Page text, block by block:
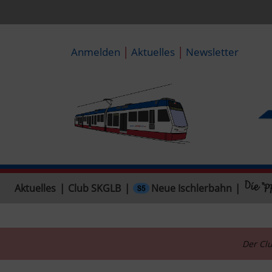
Anmelden | Aktuelles | Newsletter
Aktuelles Club SKGLB Neue Ischlerbahn
Der